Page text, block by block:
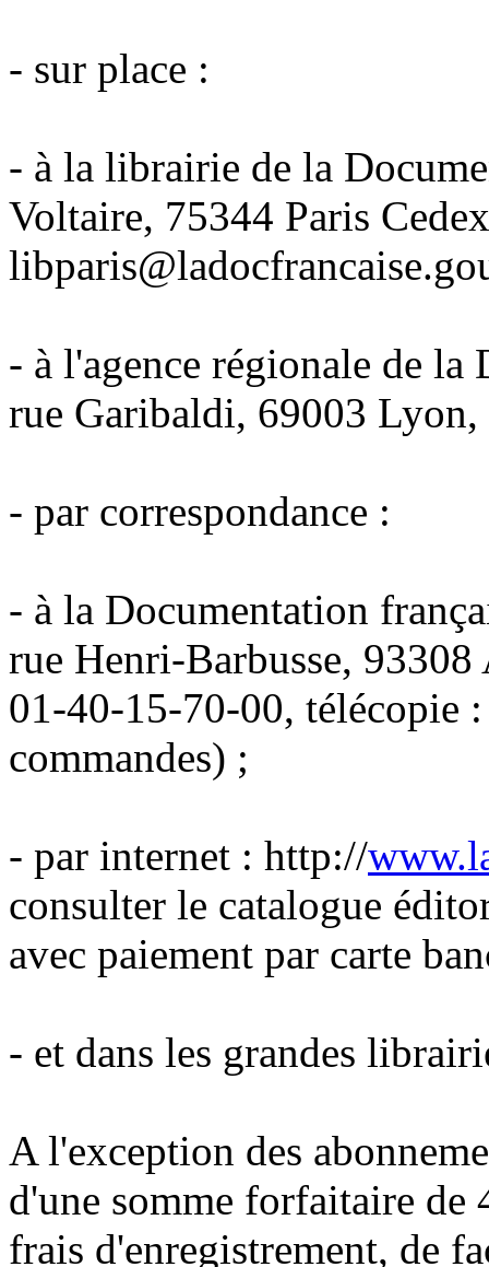
- sur place :
- à la librairie de la
Voltaire, 75344 Paris
- à l'agence régionale de
rue Garibaldi, 69003
- par correspondance :
- à la Documentation
rue Henri-Barbusse,
01-40-15-70-00, télécopie
commandes) ;
- par internet : http://
consulter le catalogue
avec paiement par carte
- et dans les grandes
A l'exception des
d'une somme forfaitaire
frais d'enregistrement, de